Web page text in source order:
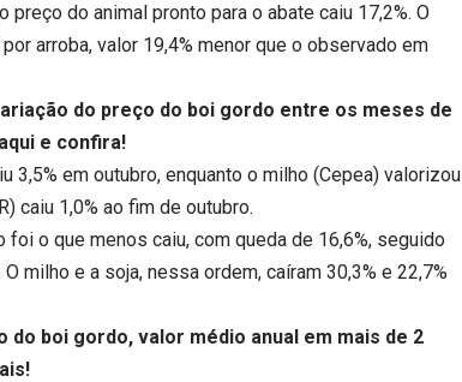
do animal pronto para o abate caiu 17,2%. O
arroba, valor 19,4% menor que o observado em
do preço do boi gordo entre os meses de
e confira!
3,5% em outubro, enquanto o milho (Cepea) valorizou
caiu 1,0% ao fim de outubro.
o que menos caiu, com queda de 16,6%, seguido
milho e a soja, nessa ordem, caíram 30,3% e 22,7%
boi gordo, valor médio anual em mais de 2